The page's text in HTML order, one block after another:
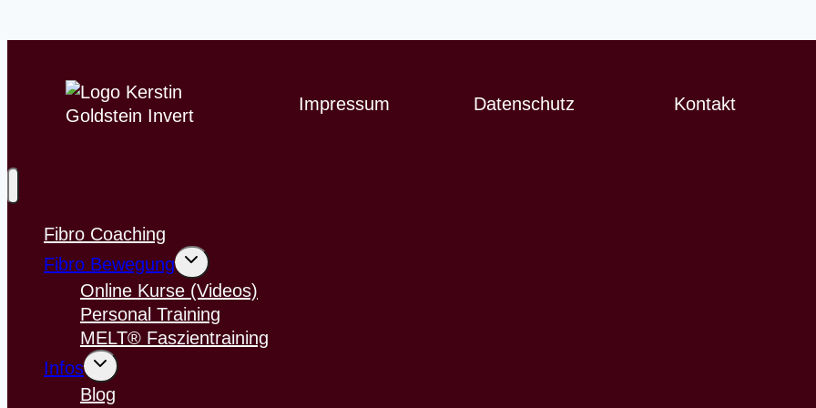
Impressum Datenschutz Kontakt
Fibro Coaching
Fibro Bewegung Untermenü
umschalten
Online Kurse (Videos)
Personal Training
MELT® Faszientraining
Infos Untermenü
umschalten
Blog